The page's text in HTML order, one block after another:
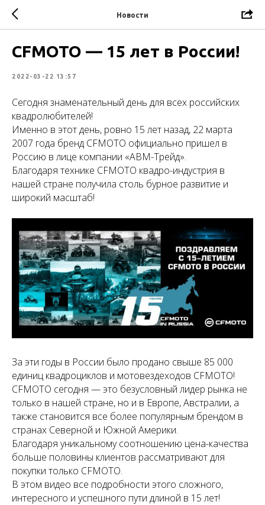
Новости
CFMOTO — 15 лет в России!
2022-03-22 13:57
Сегодня знаменательный день для всех российских
квадролюбителей!
Именно в этот день, ровно 15 лет назад, 22 марта
2007 года бренд CFMOTO официально пришел в
Россию в лице компании «АВМ-Трейд».
Благодаря технике CFMOTO квадро-индустрия в
нашей стране получила столь бурное развитие и
широкий масштаб!
За эти годы в России было продано свыше 85 000
единиц квадроциклов и мотовездеходов CFMOTO!
CFMOTO сегодня — это безусловный лидер рынка не
только в нашей стране, но и в Европе, Австралии, а
также становится все более популярным брендом в
странах Северной и Южной Америки.
Благодаря уникальному соотношению цена-качества
больше половины клиентов рассматривают для
покупки только CFMOTO.
В этом видео все подробности этого сложного,
интересного и успешного пути длиной в 15 лет!